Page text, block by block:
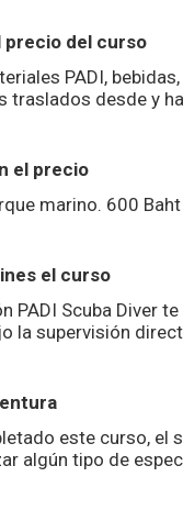
precio del curso
PADI,
traslados desde y
el precio
marino. 600
el curso
PADI Scuba Diver
la supervisión
este curso, el
algún tipo de